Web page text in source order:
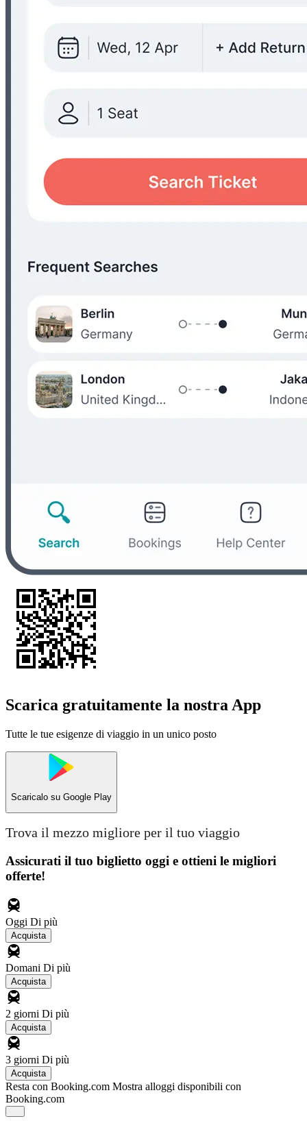
Scarica gratuitamente la nostra App
Tutte le tue esigenze di viaggio in un unico posto
Scaricalo su Google Play
Trova il mezzo migliore per il tuo viaggio
Assicurati il ​​tuo biglietto oggi e ottieni le migliori
offerte!
Oggi Di più
Acquista
Domani Di più
Acquista
2 giorni Di più
Acquista
3 giorni Di più
Acquista
Resta con Booking.com Mostra alloggi disponibili con
Booking.com